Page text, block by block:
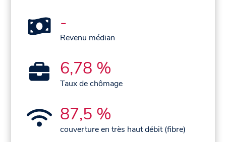
-
Revenu médian
6,78 %
Taux de chômage
87,5 %
couverture en très haut débit (fibre)